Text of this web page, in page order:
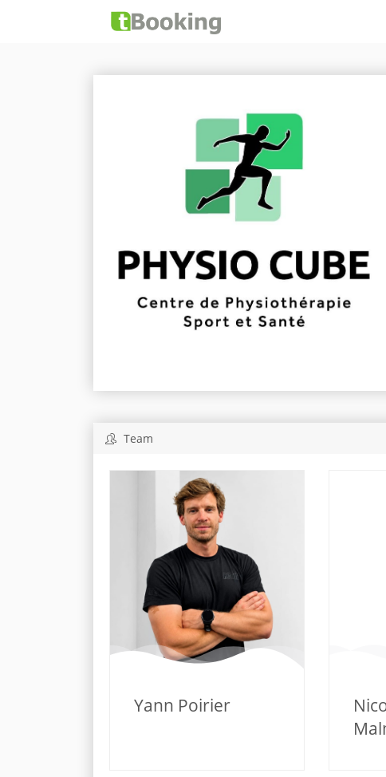
Team
Yann Poirier